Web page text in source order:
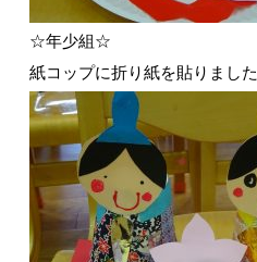
☆年少組☆
紙コップに折り紙を貼りました